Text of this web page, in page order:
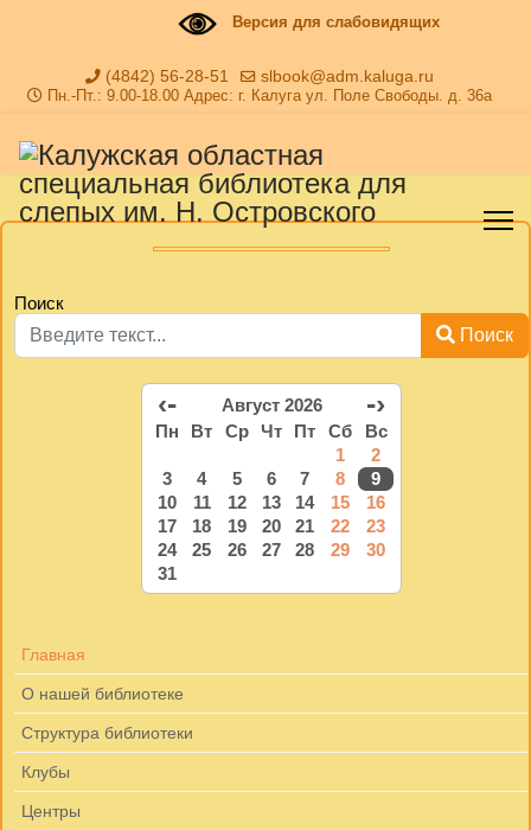
Версия для слабовидящих
(4842) 56-28-51 slbook@adm.kaluga.ru
Пн.-Пт.: 9.00-18.00 Адрес: г. Калуга ул. Поле Свободы. д. 36а
Поиск
Поиск
‹- Август 2026 -›
Пн Вт Ср Чт Пт Сб
Вс
1
2
3
4 5 6 7 8
9
10
11 12 13 14 15
16
17
18 19 20 21 22
23
24
25 26 27 28 29
30
31
Главная
О нашей библиотеке
Структура библиотеки
Клубы
Центры